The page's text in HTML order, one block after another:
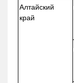
Алтайский
край